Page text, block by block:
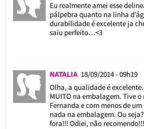
Eu realmente amei esse
pálpebra quanto na linha
durabilidade é excelente ja
saiu perfeito…<3
NATALIA 18/09/2014 - 09h19
Olha, a qualidade é
MUITO na embalagem. Tive
Fernanda e com menos de
nada na embalagem. Ou
fora!!! Odiei, não recomendo!!!